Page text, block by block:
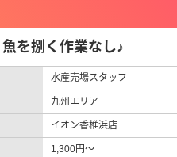
を捌く作業なし♪
水産売場スタッフ
九州エリア
イオン香椎浜店
1,300円～